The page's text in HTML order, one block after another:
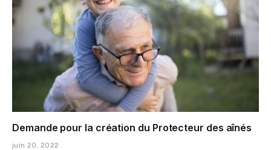
Demande pour la création du Protecteur des aînés
juin 20, 2022